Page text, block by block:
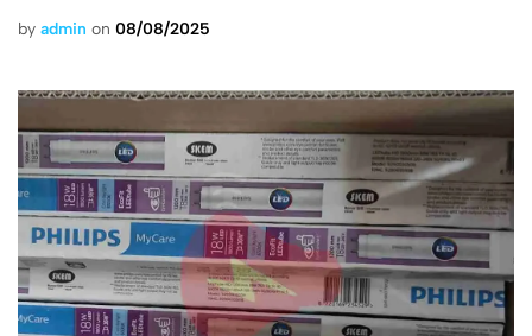
by admin on 08/08/2025